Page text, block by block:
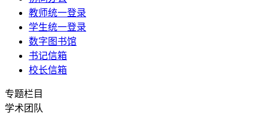
教师统一登录
学生统一登录
数字图书馆
书记信箱
校长信箱
专题栏目
学术团队